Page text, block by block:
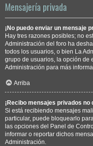
Mensajería privada
¡No puedo enviar un mensaje
Hay tres razones posibles; no
Administración del foro ha
todos los usuarios, o bien La
grupo de usuarios, la opción de
Administración para más
Arriba
¡Recibo mensajes privados no
Si está recibiendo mensajes
particular, puede bloquearlo
las opciones del Panel de
informar o reportar dichos
Administración.